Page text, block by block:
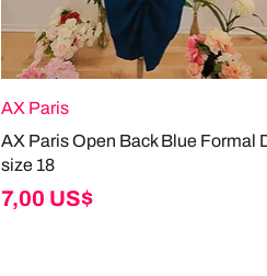
AX Paris
AX Paris Open Back Blue Formal
size 18
Giá
7,00 US$